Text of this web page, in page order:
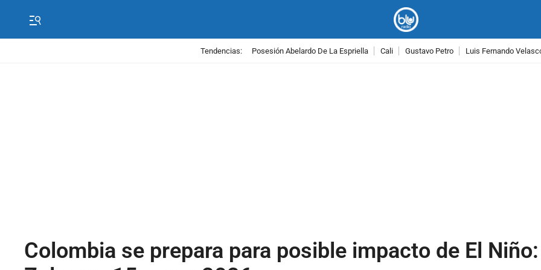
Tendencias: Posesión Abelardo De La Espriella Cali Gustavo Petro Luis Fernando
Colombia se prepara para posible impacto de El